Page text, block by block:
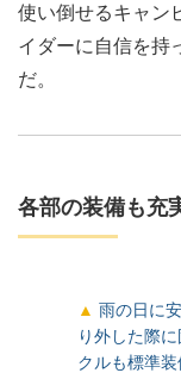
使い倒せるキャン
イダーに自信を持
だ。
各部の装備も充
雨の日に
り外した際
クルも標準装